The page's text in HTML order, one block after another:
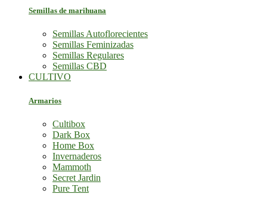
Semillas de marihuana
Semillas Autoflorecientes
Semillas Feminizadas
Semillas Regulares
Semillas CBD
CULTIVO
Armarios
Cultibox
Dark Box
Home Box
Invernaderos
Mammoth
Secret Jardin
Pure Tent